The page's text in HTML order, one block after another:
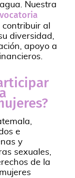
Nuestra
contribuir al
diversidad,
apoyo a
e
y
sexuales,
de la